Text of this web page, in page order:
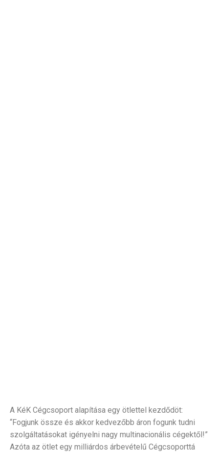
A KéK Cégcsoport alapítása egy ötlettel kezdődöt:
“Fogjunk össze és akkor kedvezőbb áron fogunk tudni
szolgáltatásokat igényelni nagy multinacionális cégektől!”
Azóta az ötlet egy milliárdos árbevételű Cégcsoporttá